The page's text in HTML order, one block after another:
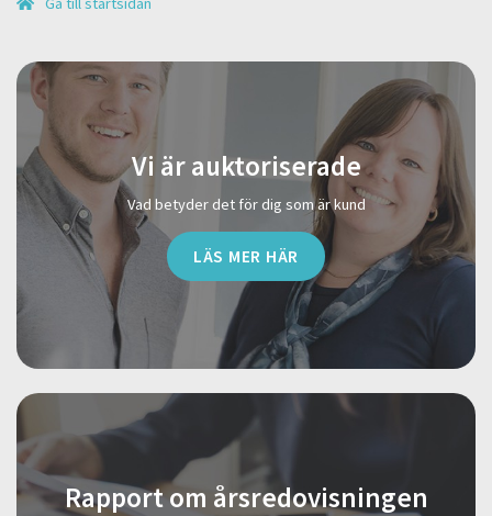
Vi är auktoriserade
Vad betyder det för dig som är kund
LÄS MER HÄR
Rapport om årsredovisningen